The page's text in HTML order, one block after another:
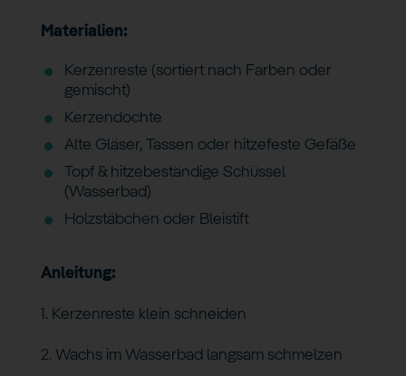
Materialien:
Kerzenreste (sortiert nach Farben oder
gemischt)
Kerzendochte
Alte Gläser, Tassen oder hitzefeste Gefäße
Topf & hitzebeständige Schüssel
(Wasserbad)
Holzstäbchen oder Bleistift
Anleitung:
1. Kerzenreste klein schneiden
2. Wachs im Wasserbad langsam schmelzen